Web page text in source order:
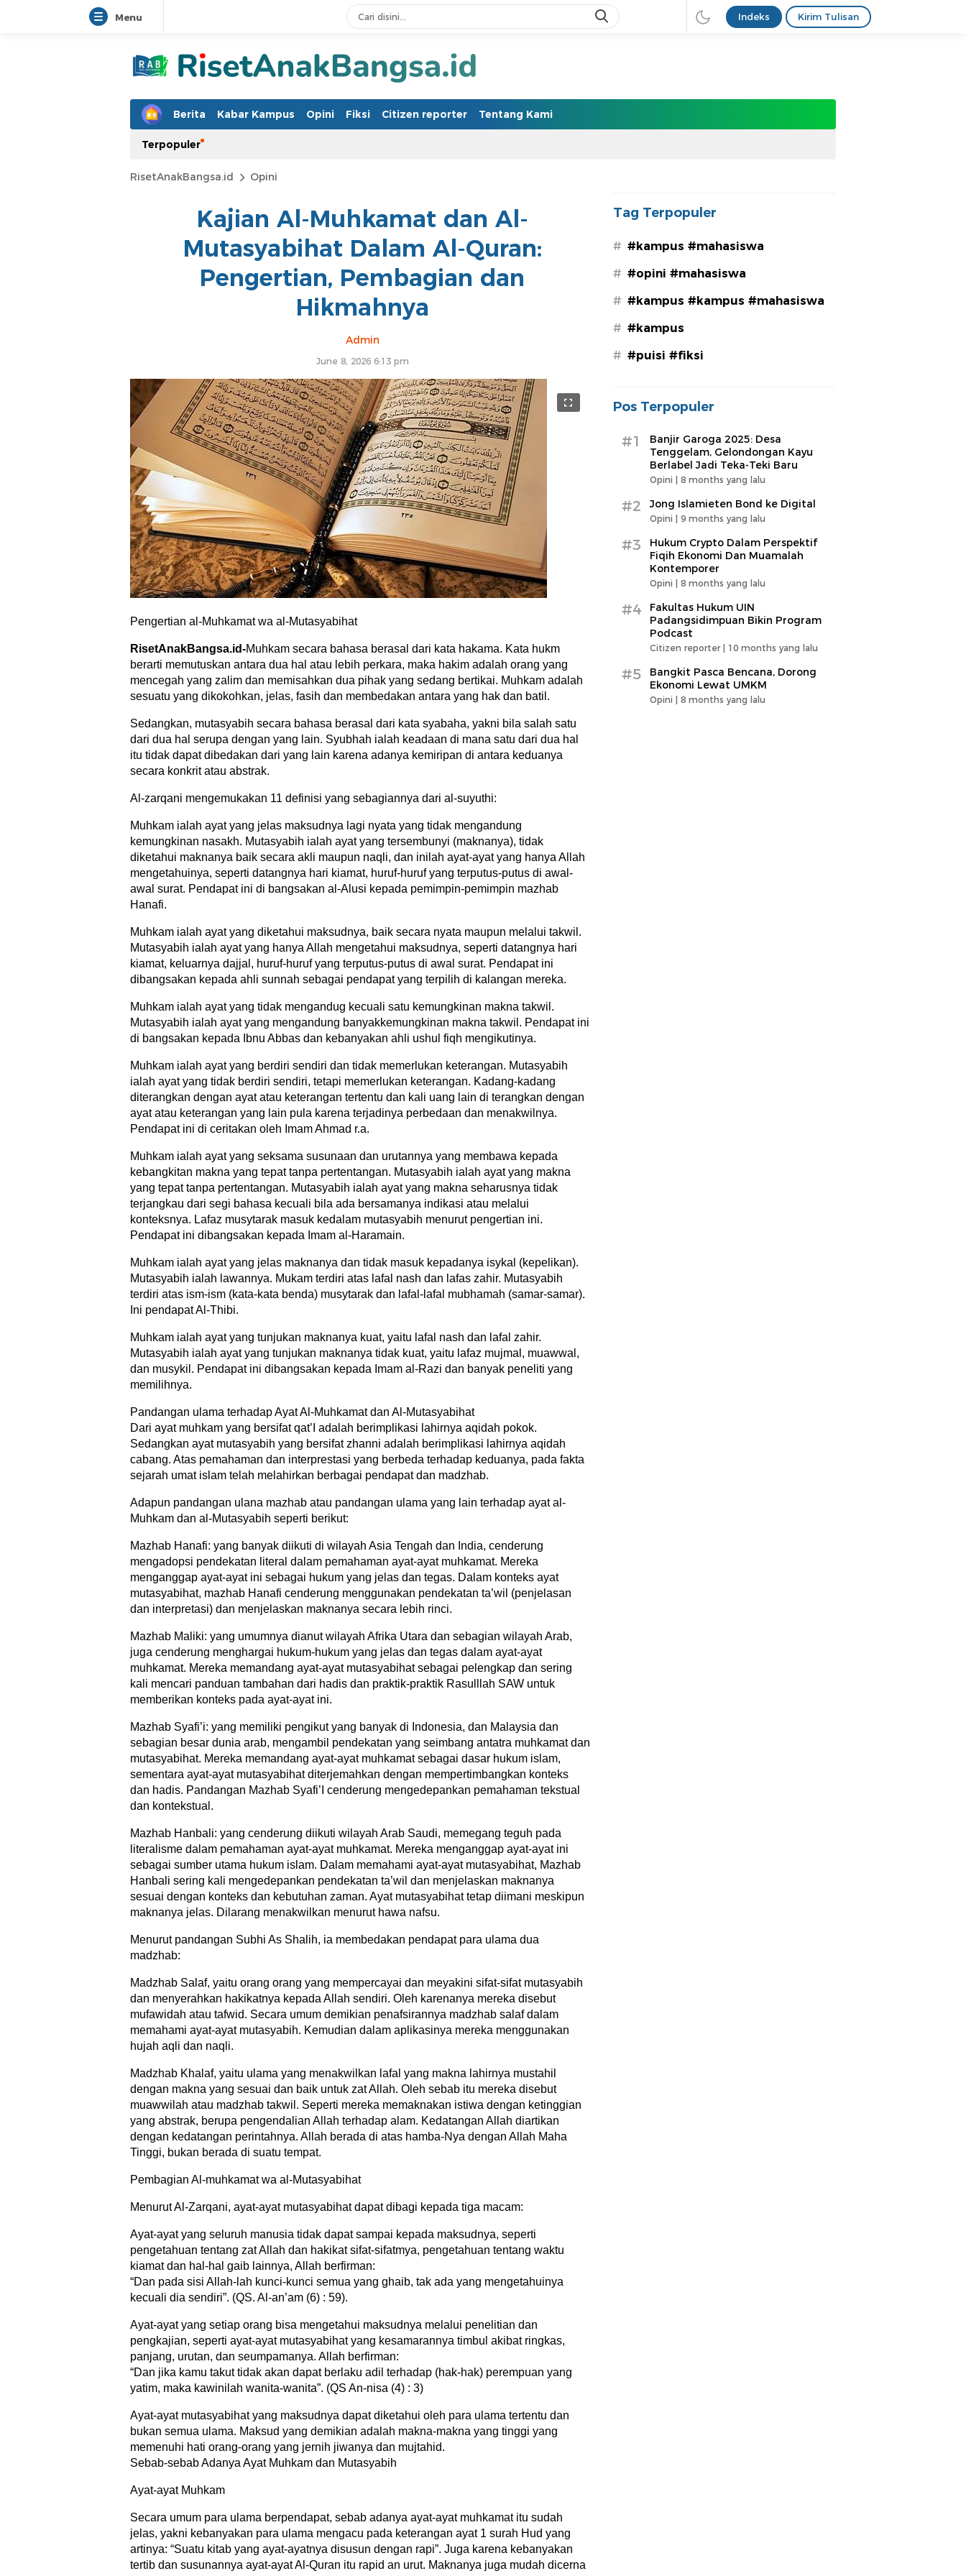
Menu Indeks Kirim Tulisan
Berita Kabar Kampus Opini Fiksi Citizen reporter Tentang Kami
Terpopuler
RisetAnakBangsa.id Opini
Kajian Al-Muhkamat dan Al-
Mutasyabihat Dalam Al-Quran:
Pengertian, Pembagian dan
Hikmahnya
Admin
June 8, 2026 6:13 pm
Pengertian al-Muhkamat wa al-Mutasyabihat
RisetAnakBangsa.id-Muhkam secara bahasa berasal dari kata hakama. Kata hukm
berarti memutuskan antara dua hal atau lebih perkara, maka hakim adalah orang yang
mencegah yang zalim dan memisahkan dua pihak yang sedang bertikai. Muhkam adalah
sesuatu yang dikokohkan, jelas, fasih dan membedakan antara yang hak dan batil.
Sedangkan, mutasyabih secara bahasa berasal dari kata syabaha, yakni bila salah satu
dari dua hal serupa dengan yang lain. Syubhah ialah keadaan di mana satu dari dua hal
itu tidak dapat dibedakan dari yang lain karena adanya kemiripan di antara keduanya
secara konkrit atau abstrak.
Al-zarqani mengemukakan 11 definisi yang sebagiannya dari al-suyuthi:
Muhkam ialah ayat yang jelas maksudnya lagi nyata yang tidak mengandung
kemungkinan nasakh. Mutasyabih ialah ayat yang tersembunyi (maknanya), tidak
diketahui maknanya baik secara akli maupun naqli, dan inilah ayat-ayat yang hanya Allah
mengetahuinya, seperti datangnya hari kiamat, huruf-huruf yang terputus-putus di awal-
awal surat. Pendapat ini di bangsakan al-Alusi kepada pemimpin-pemimpin mazhab
Hanafi.
Muhkam ialah ayat yang diketahui maksudnya, baik secara nyata maupun melalui takwil.
Mutasyabih ialah ayat yang hanya Allah mengetahui maksudnya, seperti datangnya hari
kiamat, keluarnya dajjal, huruf-huruf yang terputus-putus di awal surat. Pendapat ini
dibangsakan kepada ahli sunnah sebagai pendapat yang terpilih di kalangan mereka.
Muhkam ialah ayat yang tidak mengandug kecuali satu kemungkinan makna takwil.
Mutasyabih ialah ayat yang mengandung banyakkemungkinan makna takwil. Pendapat ini
di bangsakan kepada Ibnu Abbas dan kebanyakan ahli ushul fiqh mengikutinya.
Muhkam ialah ayat yang berdiri sendiri dan tidak memerlukan keterangan. Mutasyabih
ialah ayat yang tidak berdiri sendiri, tetapi memerlukan keterangan. Kadang-kadang
diterangkan dengan ayat atau keterangan tertentu dan kali uang lain di terangkan dengan
ayat atau keterangan yang lain pula karena terjadinya perbedaan dan menakwilnya.
Pendapat ini di ceritakan oleh Imam Ahmad r.a.
Muhkam ialah ayat yang seksama susunaan dan urutannya yang membawa kepada
kebangkitan makna yang tepat tanpa pertentangan. Mutasyabih ialah ayat yang makna
yang tepat tanpa pertentangan. Mutasyabih ialah ayat yang makna seharusnya tidak
terjangkau dari segi bahasa kecuali bila ada bersamanya indikasi atau melalui
konteksnya. Lafaz musytarak masuk kedalam mutasyabih menurut pengertian ini.
Pendapat ini dibangsakan kepada Imam al-Haramain.
Muhkam ialah ayat yang jelas maknanya dan tidak masuk kepadanya isykal (kepelikan).
Mutasyabih ialah lawannya. Mukam terdiri atas lafal nash dan lafas zahir. Mutasyabih
terdiri atas ism-ism (kata-kata benda) musytarak dan lafal-lafal mubhamah (samar-samar).
Ini pendapat Al-Thibi.
Muhkam ialah ayat yang tunjukan maknanya kuat, yaitu lafal nash dan lafal zahir.
Mutasyabih ialah ayat yang tunjukan maknanya tidak kuat, yaitu lafaz mujmal, muawwal,
dan musykil. Pendapat ini dibangsakan kepada Imam al-Razi dan banyak peneliti yang
memilihnya.
Pandangan ulama terhadap Ayat Al-Muhkamat dan Al-Mutasyabihat
Dari ayat muhkam yang bersifat qat’I adalah berimplikasi lahirnya aqidah pokok.
Sedangkan ayat mutasyabih yang bersifat zhanni adalah berimplikasi lahirnya aqidah
cabang. Atas pemahaman dan interprestasi yang berbeda terhadap keduanya, pada fakta
sejarah umat islam telah melahirkan berbagai pendapat dan madzhab.
Adapun pandangan ulana mazhab atau pandangan ulama yang lain terhadap ayat al-
Muhkam dan al-Mutasyabih seperti berikut:
Mazhab Hanafi: yang banyak diikuti di wilayah Asia Tengah dan India, cenderung
mengadopsi pendekatan literal dalam pemahaman ayat-ayat muhkamat. Mereka
menganggap ayat-ayat ini sebagai hukum yang jelas dan tegas. Dalam konteks ayat
mutasyabihat, mazhab Hanafi cenderung menggunakan pendekatan ta’wil (penjelasan
dan interpretasi) dan menjelaskan maknanya secara lebih rinci.
Mazhab Maliki: yang umumnya dianut wilayah Afrika Utara dan sebagian wilayah Arab,
juga cenderung menghargai hukum-hukum yang jelas dan tegas dalam ayat-ayat
muhkamat. Mereka memandang ayat-ayat mutasyabihat sebagai pelengkap dan sering
kali mencari panduan tambahan dari hadis dan praktik-praktik Rasulllah SAW untuk
memberikan konteks pada ayat-ayat ini.
Mazhab Syafi’i: yang memiliki pengikut yang banyak di Indonesia, dan Malaysia dan
sebagian besar dunia arab, mengambil pendekatan yang seimbang antatra muhkamat dan
mutasyabihat. Mereka memandang ayat-ayat muhkamat sebagai dasar hukum islam,
sementara ayat-ayat mutasyabihat diterjemahkan dengan mempertimbangkan konteks
dan hadis. Pandangan Mazhab Syafi’I cenderung mengedepankan pemahaman tekstual
dan kontekstual.
Mazhab Hanbali: yang cenderung diikuti wilayah Arab Saudi, memegang teguh pada
literalisme dalam pemahaman ayat-ayat muhkamat. Mereka menganggap ayat-ayat ini
sebagai sumber utama hukum islam. Dalam memahami ayat-ayat mutasyabihat, Mazhab
Hanbali sering kali mengedepankan pendekatan ta’wil dan menjelaskan maknanya
sesuai dengan konteks dan kebutuhan zaman. Ayat mutasyabihat tetap diimani meskipun
maknanya jelas. Dilarang menakwilkan menurut hawa nafsu.
Menurut pandangan Subhi As Shalih, ia membedakan pendapat para ulama dua
madzhab:
Madzhab Salaf, yaitu orang orang yang mempercayai dan meyakini sifat-sifat mutasyabih
dan menyerahkan hakikatnya kepada Allah sendiri. Oleh karenanya mereka disebut
mufawidah atau tafwid. Secara umum demikian penafsirannya madzhab salaf dalam
memahami ayat-ayat mutasyabih. Kemudian dalam aplikasinya mereka menggunakan
hujah aqli dan naqli.
Madzhab Khalaf, yaitu ulama yang menakwilkan lafal yang makna lahirnya mustahil
dengan makna yang sesuai dan baik untuk zat Allah. Oleh sebab itu mereka disebut
muawwilah atau madzhab takwil. Seperti mereka memaknakan istiwa dengan ketinggian
yang abstrak, berupa pengendalian Allah terhadap alam. Kedatangan Allah diartikan
dengan kedatangan perintahnya. Allah berada di atas hamba-Nya dengan Allah Maha
Tinggi, bukan berada di suatu tempat.
Pembagian Al-muhkamat wa al-Mutasyabihat
Menurut Al-Zarqani, ayat-ayat mutasyabihat dapat dibagi kepada tiga macam:
Ayat-ayat yang seluruh manusia tidak dapat sampai kepada maksudnya, seperti
pengetahuan tentang zat Allah dan hakikat sifat-sifatmya, pengetahuan tentang waktu
kiamat dan hal-hal gaib lainnya, Allah berfirman:
“Dan pada sisi Allah-lah kunci-kunci semua yang ghaib, tak ada yang mengetahuinya
kecuali dia sendiri”. (QS. Al-an’am (6) : 59).
Ayat-ayat yang setiap orang bisa mengetahui maksudnya melalui penelitian dan
pengkajian, seperti ayat-ayat mutasyabihat yang kesamarannya timbul akibat ringkas,
panjang, urutan, dan seumpamanya. Allah berfirman:
“Dan jika kamu takut tidak akan dapat berlaku adil terhadap (hak-hak) perempuan yang
yatim, maka kawinilah wanita-wanita”. (QS An-nisa (4) : 3)
Ayat-ayat mutasyabihat yang maksudnya dapat diketahui oleh para ulama tertentu dan
bukan semua ulama. Maksud yang demikian adalah makna-makna yang tinggi yang
memenuhi hati orang-orang yang jernih jiwanya dan mujtahid.
Sebab-sebab Adanya Ayat Muhkam dan Mutasyabih
Ayat-ayat Muhkam
Secara umum para ulama berpendapat, sebab adanya ayat-ayat muhkamat itu sudah
jelas, yakni kebanyakan para ulama mengacu pada keterangan ayat 1 surah Hud yang
artinya: “Suatu kitab yang ayat-ayatnya disusun dengan rapi”. Juga karena kebanyakan
tertib dan susunannya ayat-ayat Al-Quran itu rapid an urut. Maknanya juga mudah dicerna
Tag Terpopuler
# #kampus #mahasiswa
# #opini #mahasiswa
# #kampus #kampus #mahasiswa
# #kampus
# #puisi #fiksi
Pos Terpopuler
#1
Banjir Garoga 2025: Desa
Tenggelam, Gelondongan Kayu
Berlabel Jadi Teka-Teki Baru
Opini | 8 months yang lalu
#2 Jong Islamieten Bond ke Digital
Opini | 9 months yang lalu
#3
Hukum Crypto Dalam Perspektif
Fiqih Ekonomi Dan Muamalah
Kontemporer
Opini | 8 months yang lalu
#4
Fakultas Hukum UIN
Padangsidimpuan Bikin Program
Podcast
Citizen reporter | 10 months yang lalu
#5
Bangkit Pasca Bencana, Dorong
Ekonomi Lewat UMKM
Opini | 8 months yang lalu